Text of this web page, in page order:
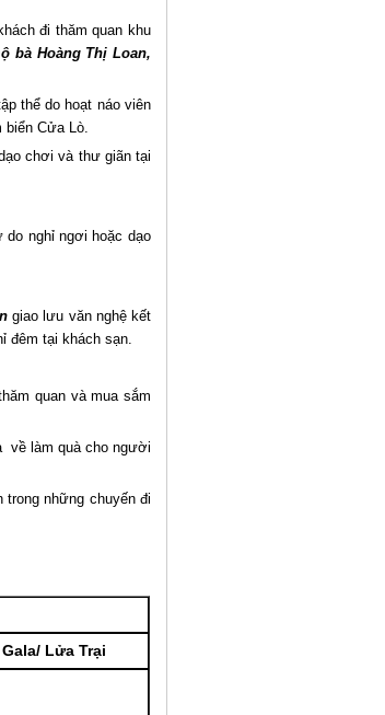
đi thăm quan khu
bà Hoàng Thị Loan,
thể do hoạt náo viên
biểnCửa Lò.
chơi và thư giãn tại
nghỉ ngơi hoặc dạo
giao lưu văn nghệ kết
đêm tại khách sạn.
quan và mua sắm
về làm quà cho người
trong những chuyến đi
Gala/ Lửa Trại